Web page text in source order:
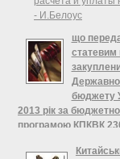
- И.Белоус
що
бюджету
2013 рік за
програмою КПКВК
заходів окремих